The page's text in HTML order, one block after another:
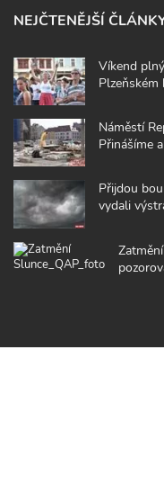
NEJČTENĚJŠÍ
Víkend
Plzeňském
Náměstí
Přinášíme
Přijdou
vydali